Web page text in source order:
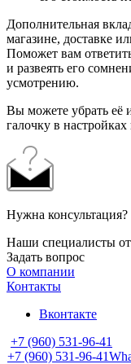
Дополнительная
магазине, доставке
Поможет вам
и развеять его
усмотрению.
Вы можете убрать её
галочку в
Нужна консультация?
Наши специалисты
Задать вопрос
О компании
Контакты
Вконтакте
+7 (960) 531-96-41
+7 (960) 531-96-41